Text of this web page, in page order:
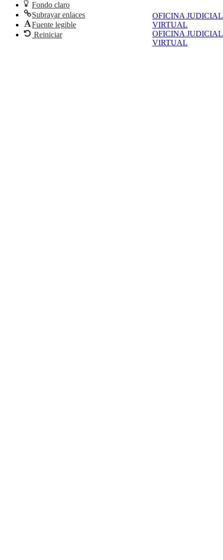
OFICINA JUDICIAL
VIRTUAL
OFICINA JUDICIAL
VIRTUAL
Fondo claro
Subrayar enlaces
Fuente legible
Reiniciar